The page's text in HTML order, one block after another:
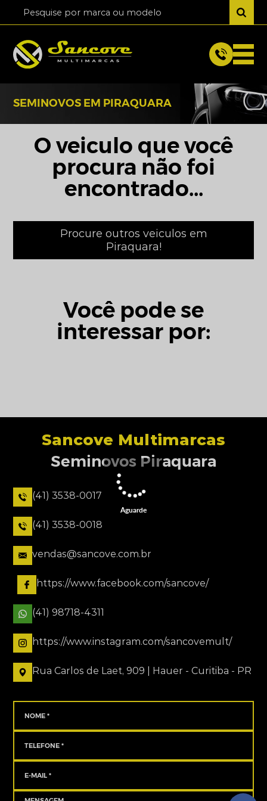
SEMINOVOS EM PIRAQUARA
O veiculo que você
procura não foi
encontrado...
Procure outros veiculos em
Piraquara!
Você pode se
interessar por:
Sancove Multimarcas
Seminovos Piraquara
(41) 3538-0017
(41) 3538-0018
vendas@sancove.com.br
https://www.facebook.com/sancove/
(41) 98718-4311
https://www.instagram.com/sancovemult/
Rua Carlos de Laet, 909 | Hauer - Curitiba - PR
Aguarde